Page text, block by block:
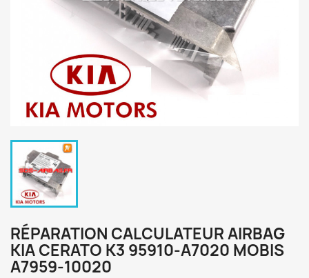
RÉPARATION CALCULATEUR AIRBAG
KIA CERATO K3 95910-A7020 MOBIS
A7959-10020